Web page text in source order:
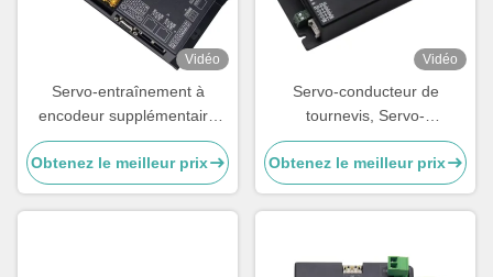
Vidéo
Servo-entraînement à
encodeur supplémentaire
DC pour robot Agv
Obtenez le meilleur prix
Vidéo
Servo-conducteur de
tournevis, Servo-
conducteurs dédiés pour
tournevis, portes de vitesse
et servo-conducteurs basse
tension.
Obtenez le meilleur prix